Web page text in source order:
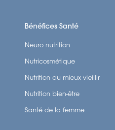
Bénéfices Santé
Neuro nutrition
Nutricosmétique
Nutrition du mieux vieillir
Nutrition bien-être
Santé de la femme